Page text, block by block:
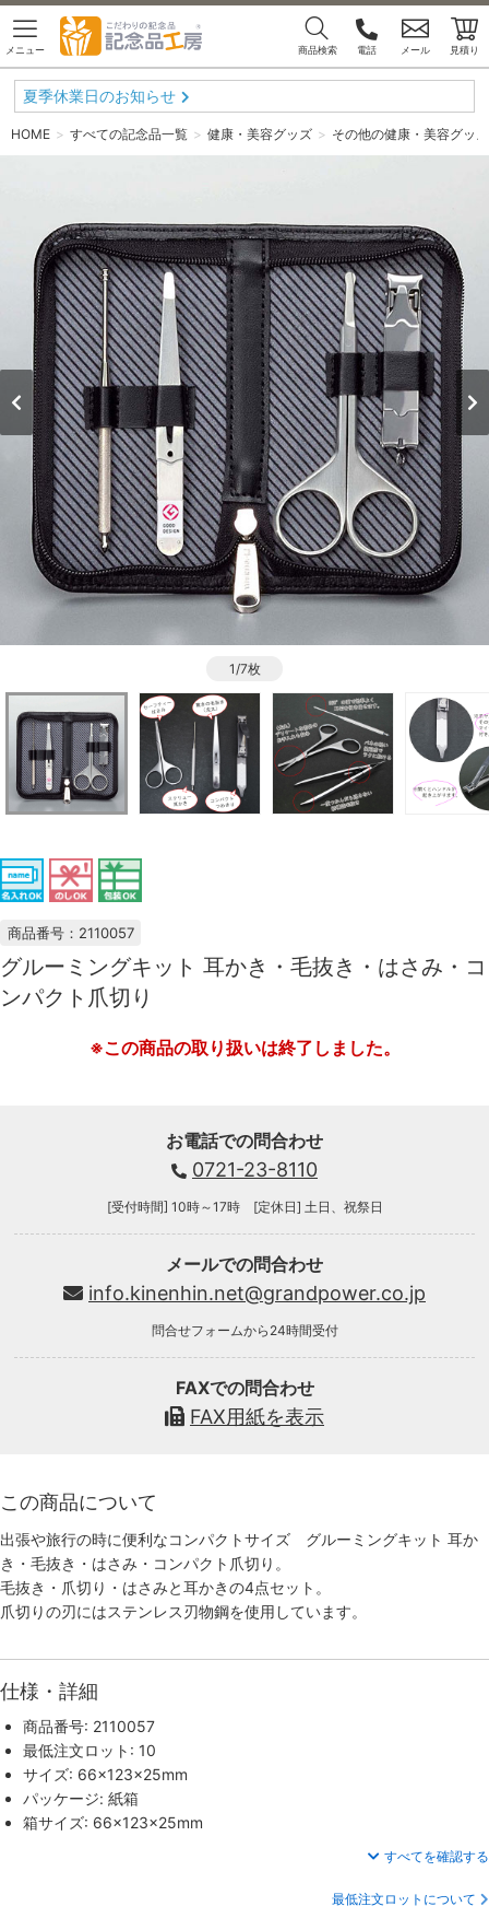
メニュー 商品検索 電話 メール 見積り
夏季休業日のお知らせ
HOME すべての記念品一覧 健康・美容グッズ その他の健康・美容グッズ
1/7枚
商品番号：2110057
グルーミングキット 耳かき・毛抜き・はさみ・コ
ンパクト爪切り
※この商品の取り扱いは終了しました。
お電話での問合わせ
0721-23-8110
[受付時間] 10時～17時 [定休日] 土日、祝祭日
メールでの問合わせ
info.kinenhin.net@grandpower.co.jp
問合せフォームから24時間受付
FAXでの問合わせ
FAX用紙を表示
この商品について
出張や旅行の時に便利なコンパクトサイズ グルーミングキット 耳か
き・毛抜き・はさみ・コンパクト爪切り。
毛抜き・爪切り・はさみと耳かきの4点セット。
爪切りの刃にはステンレス刃物鋼を使用しています。
仕様・詳細
商品番号: 2110057
最低注文ロット: 10
サイズ: 66×123×25mm
パッケージ: 紙箱
箱サイズ: 66×123×25mm
すべてを確認する
最低注文ロットについて